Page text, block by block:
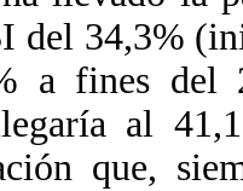
del 34,3%
a fines del
al
que,